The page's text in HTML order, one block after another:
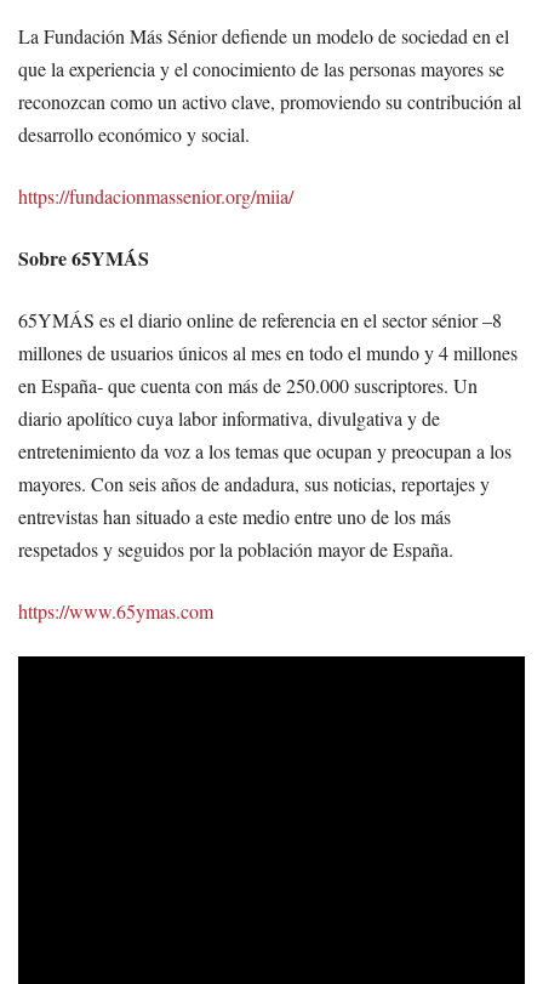
La Fundación Más Sénior defiende un modelo de sociedad en el
que la experiencia y el conocimiento de las personas mayores se
reconozcan como un activo clave, promoviendo su contribución al
desarrollo económico y social.
https://fundacionmassenior.org/miia/
Sobre 65YMÁS
65YMÁS es el diario online de referencia en el sector sénior –8
millones de usuarios únicos al mes en todo el mundo y 4 millones
en España- que cuenta con más de 250.000 suscriptores. Un
diario apolítico cuya labor informativa, divulgativa y de
entretenimiento da voz a los temas que ocupan y preocupan a los
mayores. Con seis años de andadura, sus noticias, reportajes y
entrevistas han situado a este medio entre uno de los más
respetados y seguidos por la población mayor de España.
https://www.65ymas.com